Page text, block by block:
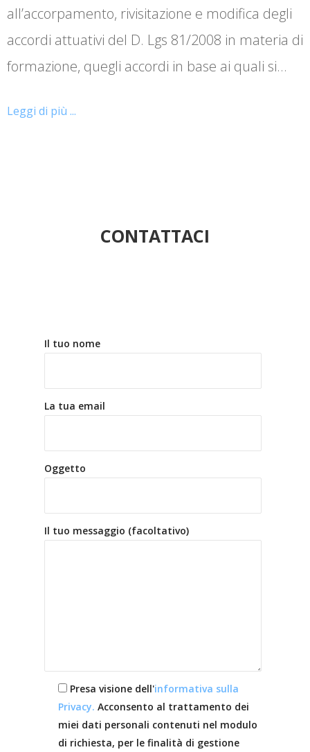
all’accorpamento, rivisitazione e modifica degli
accordi attuativi del D. Lgs 81/2008 in materia di
formazione, quegli accordi in base ai quali si…
Leggi di più ...
CONTATTACI
Il tuo nome
La tua email
Oggetto
Il tuo messaggio (facoltativo)
Presa visione dell'informativa sulla
Privacy. Acconsento al trattamento dei
miei dati personali contenuti nel modulo
di richiesta, per le finalità di gestione